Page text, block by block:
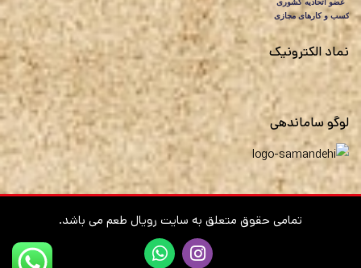
نماد الکترونیک
لوگو ساماندهی
تمامی حقوق متعلق به سایت رویال طعم می باشد.